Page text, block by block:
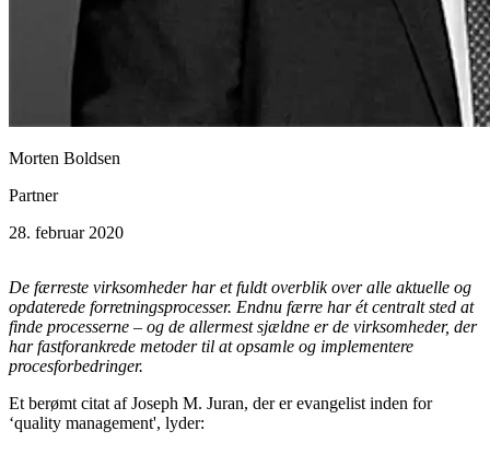
Morten Boldsen
Partner
28. februar 2020
De færreste virksomheder har et fuldt overblik over alle aktuelle og
opdaterede forretnings­processer. Endnu færre har ét centralt sted at
finde processerne – og de allermest sjældne er de virksomheder, der
har fastforankrede metoder til at opsamle og implementere
procesforbedringer.
Et berømt citat af Joseph M. Juran, der er evangelist inden for
‘quality management', lyder: